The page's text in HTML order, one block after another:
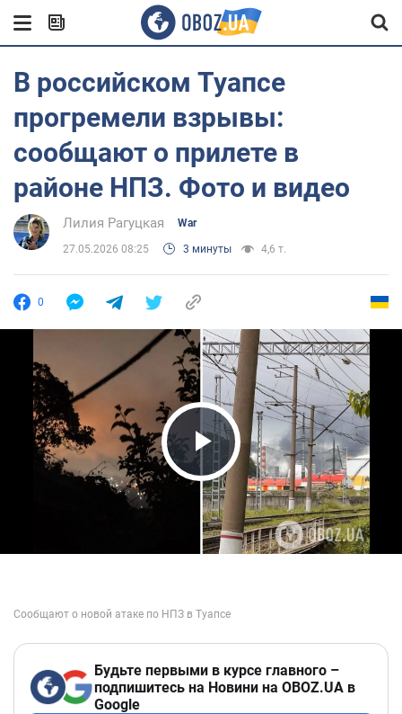
В российском Туапсе
прогремели взрывы:
сообщают о прилете в
районе НПЗ. Фото и видео
Лилия Рагуцкая War
27.05.2026 08:25 3 минуты 4,6 т.
0
Play Video
Будьте первыми в курсе главного –
подпишитесь на Новини на OBOZ.UA в
Google